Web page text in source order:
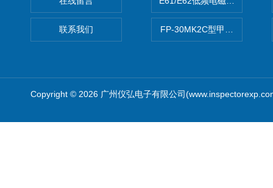
联系我们 FP-30MK2C型甲醛检测仪
Copyright © 2026 广州仪弘电子有限公司